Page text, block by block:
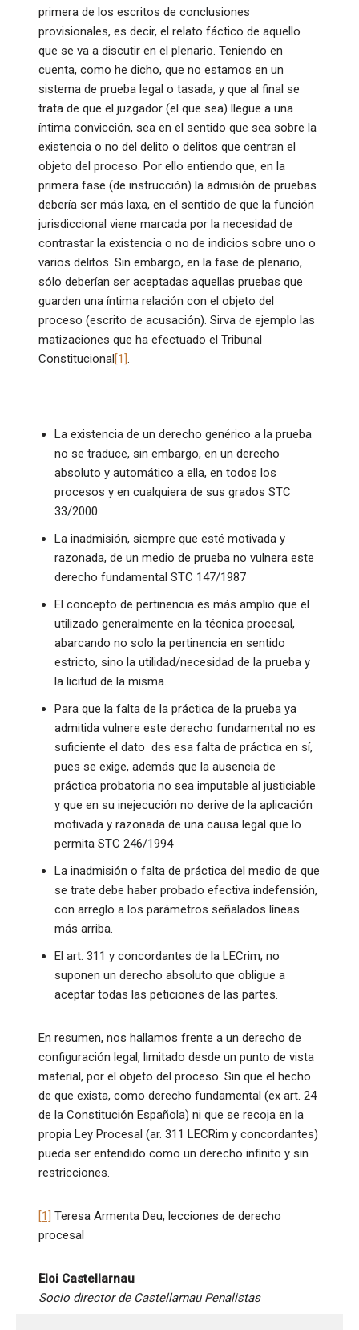
primera de los escritos de conclusiones
provisionales, es decir, el relato fáctico de aquello
que se va a discutir en el plenario. Teniendo en
cuenta, como he dicho, que no estamos en un
sistema de prueba legal o tasada, y que al final se
trata de que el juzgador (el que sea) llegue a una
íntima convicción, sea en el sentido que sea sobre la
existencia o no del delito o delitos que centran el
objeto del proceso. Por ello entiendo que, en la
primera fase (de instrucción) la admisión de pruebas
debería ser más laxa, en el sentido de que la función
jurisdiccional viene marcada por la necesidad de
contrastar la existencia o no de indicios sobre uno o
varios delitos. Sin embargo, en la fase de plenario,
sólo deberían ser aceptadas aquellas pruebas que
guarden una íntima relación con el objeto del
proceso (escrito de acusación). Sirva de ejemplo las
matizaciones que ha efectuado el Tribunal
Constitucional[1].
La existencia de un derecho genérico a la prueba
no se traduce, sin embargo, en un derecho
absoluto y automático a ella, en todos los
procesos y en cualquiera de sus grados STC
33/2000
La inadmisión, siempre que esté motivada y
razonada, de un medio de prueba no vulnera este
derecho fundamental STC 147/1987
El concepto de pertinencia es más amplio que el
utilizado generalmente en la técnica procesal,
abarcando no solo la pertinencia en sentido
estricto, sino la utilidad/necesidad de la prueba y
la licitud de la misma.
Para que la falta de la práctica de la prueba ya
admitida vulnere este derecho fundamental no es
suficiente el dato des esa falta de práctica en sí,
pues se exige, además que la ausencia de
práctica probatoria no sea imputable al justiciable
y que en su inejecución no derive de la aplicación
motivada y razonada de una causa legal que lo
permita STC 246/1994
La inadmisión o falta de práctica del medio de que
se trate debe haber probado efectiva indefensión,
con arreglo a los parámetros señalados líneas
más arriba.
El art. 311 y concordantes de la LECrim, no
suponen un derecho absoluto que obligue a
aceptar todas las peticiones de las partes.
En resumen, nos hallamos frente a un derecho de
configuración legal, limitado desde un punto de vista
material, por el objeto del proceso. Sin que el hecho
de que exista, como derecho fundamental (ex art. 24
de la Constitución Española) ni que se recoja en la
propia Ley Procesal (ar. 311 LECRim y concordantes)
pueda ser entendido como un derecho infinito y sin
restricciones.
[1] Teresa Armenta Deu, lecciones de derecho
procesal
Eloi Castellarnau
Socio director de Castellarnau Penalistas